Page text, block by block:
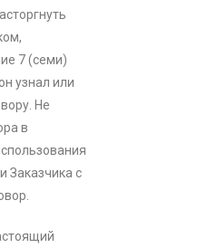
7 (семи)
узнал или
Не
в
Заказчика с